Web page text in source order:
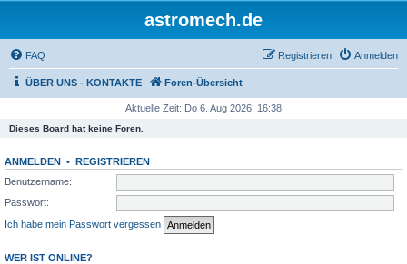
astromech.de
FAQ Anmelden
Registrieren
ÜBER UNS - KONTAKTE Foren-Übersicht
Aktuelle Zeit: Do 6. Aug 2026, 16:38
Dieses Board hat keine Foren.
ANMELDEN • REGISTRIEREN
Benutzername:
Passwort:
Ich habe mein Passwort vergessen
WER IST ONLINE?